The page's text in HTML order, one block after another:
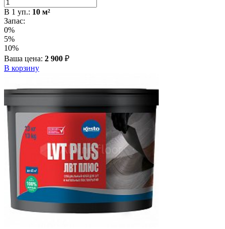
В 1 уп.: 10 м²
Запас:
0%
5%
10%
Ваша цена: 2 900 ₽
В корзину